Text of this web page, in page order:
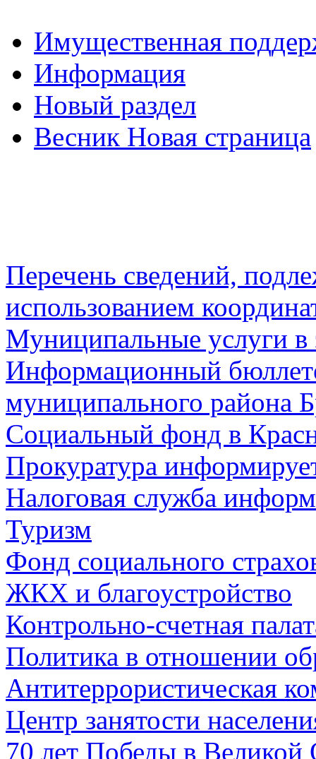
Имущественная
Информация
Новый раздел
Весник Новая страница
Перечень сведений,
использованием
Муниципальные услуги в
Информационный
муниципального района
Социальный фонд в
Прокуратура
Налоговая служба
Туризм
Фонд социального
ЖКХ и благоустройство
Контрольно-счетная
Политика в отношении
Антитеррористическая
Центр занятости
70 лет Победы в Великой